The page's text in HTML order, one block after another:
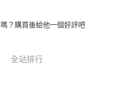
？購買後給他一個好評吧
全站排行